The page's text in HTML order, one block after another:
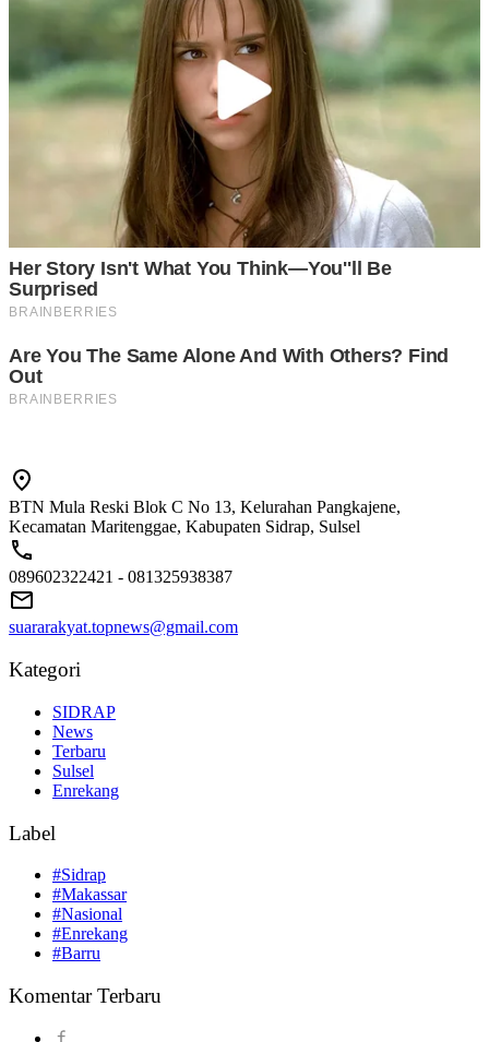
BTN Mula Reski Blok C No 13, Kelurahan Pangkajene,
Kecamatan Maritenggae, Kabupaten Sidrap, Sulsel
089602322421 - 081325938387
suararakyat.topnews@gmail.com
Kategori
SIDRAP
News
Terbaru
Sulsel
Enrekang
Label
#Sidrap
#Makassar
#Nasional
#Enrekang
#Barru
Komentar Terbaru